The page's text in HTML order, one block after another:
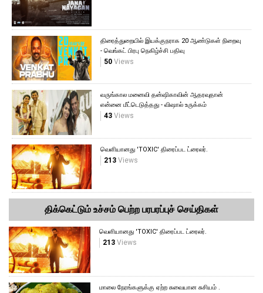
திரைத்துறையில் இயக்குநராக 20 ஆண்டுகள் நிறைவு
- வெங்கட் பிரபு நெகிழ்ச்சி பதிவு
50Views
வருங்கால மனைவி தன்ஷிகாவின் ஆதரவுதான்
என்னை மீட்டெடுத்தது - விஷால் உருக்கம்
43Views
வெளியானது 'TOXIC' திரைப்பட ட்ரைலர்.
213Views
திக்கெட்டும் உச்சம் பெற்ற பரபரப்புச் செய்திகள்
வெளியானது 'TOXIC' திரைப்பட ட்ரைலர்.
213 Views
மாலை நேரங்களுக்கு ஏற்ற சுவையான சுசியம் .